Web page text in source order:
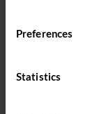
Preferences
Statistics
Education